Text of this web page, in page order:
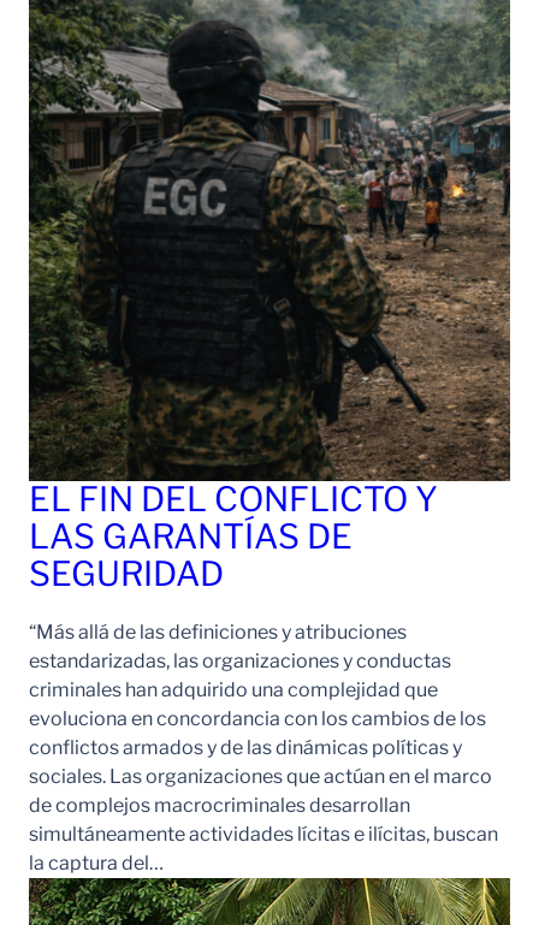
EL FIN DEL CONFLICTO Y
LAS GARANTÍAS DE
SEGURIDAD
“Más allá de las definiciones y atribuciones
estandarizadas, las organizaciones y conductas
criminales han adquirido una complejidad que
evoluciona en concordancia con los cambios de los
conflictos armados y de las dinámicas políticas y
sociales. Las organizaciones que actúan en el marco
de complejos macrocriminales desarrollan
simultáneamente actividades lícitas e ilícitas, buscan
la captura del…